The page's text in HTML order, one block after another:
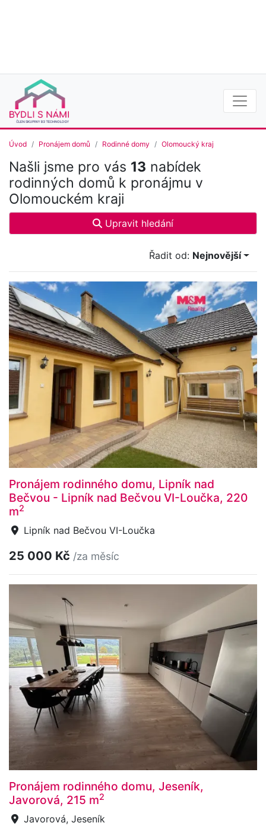
Úvod Pronájem domů Rodinné domy Olomoucký kraj
Našli jsme pro vás 13 nabídek
rodinných domů k pronájmu v
Olomouckém kraji
Upravit hledání
Řadit od: Nejnovější
Pronájem rodinného domu, Lipník nad
Bečvou - Lipník nad Bečvou VI-Loučka, 220
m2
Lipník nad Bečvou VI-Loučka
25 000 Kč /za měsíc
Pronájem rodinného domu, Jeseník,
Javorová, 215 m2
Javorová, Jeseník